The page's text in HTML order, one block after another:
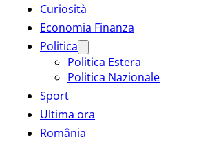
Curiosità
Economia Finanza
Politica
Politica Estera
Politica Nazionale
Sport
Ultima ora
România